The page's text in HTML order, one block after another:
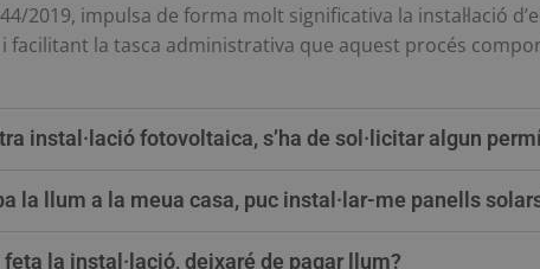
2019, impulsa de forma molt significativa la instal·lació
facilitant la tasca administrativa que aquest procés
instal·lació fotovoltaica, s’ha de sol·licitar algun
la llum a la meua casa, puc instal·lar-me panells
feta la instal·lació, deixaré de pagar llum?